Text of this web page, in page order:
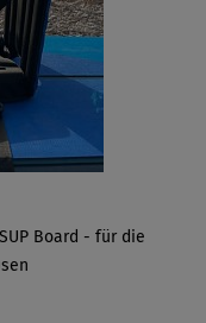
SUP Board - für die